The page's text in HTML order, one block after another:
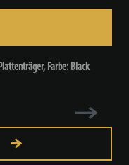
, Farbe: Black